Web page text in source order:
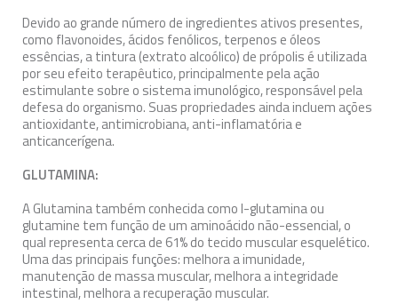
Devido ao grande número de ingredientes ativos presentes,
como flavonoides, ácidos fenólicos, terpenos e óleos
essências, a tintura (extrato alcoólico) de própolis é utilizada
por seu efeito terapêutico, principalmente pela ação
estimulante sobre o sistema imunológico, responsável pela
defesa do organismo. Suas propriedades ainda incluem ações
antioxidante, antimicrobiana, anti-inflamatória e
anticancerígena.
GLUTAMINA:
A Glutamina também conhecida como l-glutamina ou
glutamine tem função de um aminoácido não-essencial, o
qual representa cerca de 61% do tecido muscular esquelético.
Uma das principais funções: melhora a imunidade,
manutenção de massa muscular, melhora a integridade
intestinal, melhora a recuperação muscular.